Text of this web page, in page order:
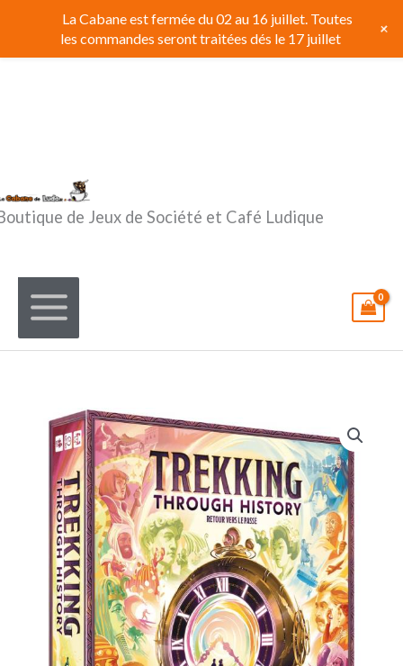
contenu
de Jeux de Société et Café Ludique
La Cabane est fermée du 02 au 16 juillet. Toutes
les commandes seront traitées dés le 17 juillet
+